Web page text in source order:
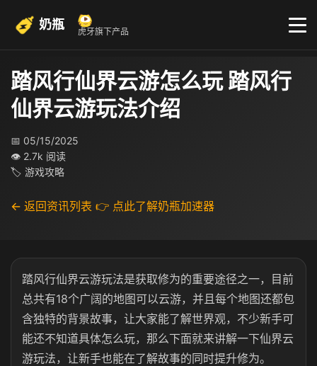
奶瓶 虎牙旗下产品
踏风行仙界云游怎么玩 踏风行
仙界云游玩法介绍
📅 05/15/2025
👁 2.7k 阅读
🏷 游戏攻略
← 返回资讯列表 👉 点此了解奶瓶加速器
踏风行仙界云游玩法是获取修为的重要途径之一，目前
总共有18个广阔的地图可以云游，并且每个地图还都包
含独特的背景故事，让大家能了解世界观，不少新手可
能还不知道具体怎么玩，那么下面就来讲解一下仙界云
游玩法，让新手也能在了解故事的同时提升修为。